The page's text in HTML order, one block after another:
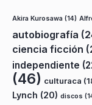
Akira Kurosawa (14)
autobiografía
ciencia ficción
independiente
(46) culturaca
Lynch (20) discos